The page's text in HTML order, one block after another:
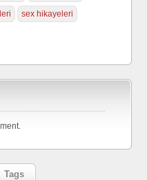
sex hikayeleri
Tags